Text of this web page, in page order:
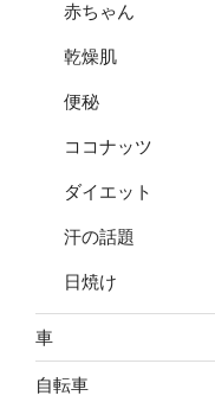
赤ちゃん
乾燥肌
便秘
ココナッツ
ダイエット
汗の話題
日焼け
車
自転車